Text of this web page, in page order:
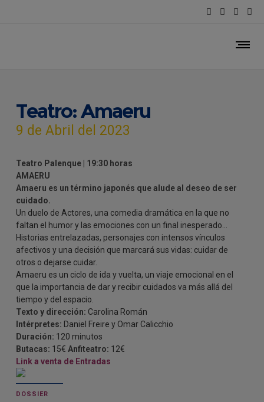
Teatro: Amaeru
9 de Abril del 2023
Teatro Palenque | 19:30 horas
AMAERU
Amaeru es un término japonés que alude al deseo de ser
cuidado.
Un duelo de Actores, una comedia dramática en la que no
faltan el humor y las emociones con un final inesperado…
Historias entrelazadas, personajes con intensos vínculos
afectivos y una decisión que marcará sus vidas: cuidar de
otros o dejarse cuidar.
Amaeru es un ciclo de ida y vuelta, un viaje emocional en el
que la importancia de dar y recibir cuidados va más allá del
tiempo y del espacio.
Texto y dirección: Carolina Román
Intérpretes: Daniel Freire y Omar Calicchio
Duración: 120 minutos
Butacas: 15€ Anfiteatro: 12€
Link a venta de Entradas
DOSSIER